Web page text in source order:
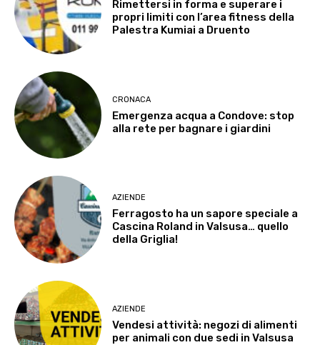
Rimettersi in forma e superare i
propri limiti con l’area fitness della
Palestra Kumiai a Druento
CRONACA
Emergenza acqua a Condove: stop
alla rete per bagnare i giardini
AZIENDE
Ferragosto ha un sapore speciale a
Cascina Roland in Valsusa… quello
della Griglia!
AZIENDE
Vendesi attività: negozi di alimenti
per animali con due sedi in Valsusa